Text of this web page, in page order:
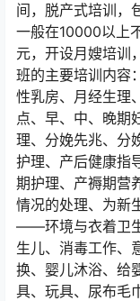
间，脱产式培训，
一般在10000以上
元，开设月嫂培训
班的主要培训内
性乳房、月经生理
点、早、中、晚
理、分娩先兆、分
护理、产后健康指
期护理、产褥期营
情况的处理、为新
——环境与衣着卫
生儿、消毒工作、
换、婴儿沐浴、给
具、玩具、尿布毛